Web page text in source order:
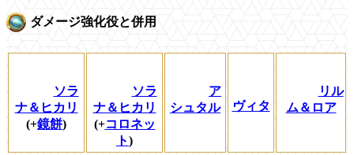
ダメージ強化役と併用
ソラ
ナ＆ヒカリ
(+鏡餅)
ソラ
ナ＆ヒカリ
(+コロネッ
ト)
ア
シュタル
ヴィタ
リル
ム＆ロア